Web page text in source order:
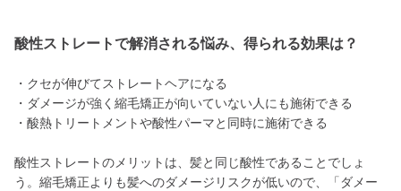
酸性ストレートで解消される悩み、得られる効果は？
・クセが伸びてストレートヘアになる
・ダメージが強く縮毛矯正が向いていない人にも施術できる
・酸熱トリートメントや酸性パーマと同時に施術できる
酸性ストレートのメリットは、髪と同じ酸性であることでしょ
う。縮毛矯正よりも髪へのダメージリスクが低いので、「ダメー